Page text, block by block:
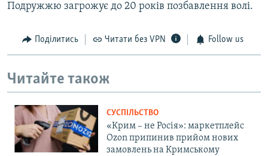
Подружжю загрожує до 20 років позбавлення волі.
Поділитись Читати без VPN Follow us
Читайте також
СУСПІЛЬСТВО
«Крим – не Росія»: маркетплейс
Ozon припинив прийом нових
замовлень на Кримському